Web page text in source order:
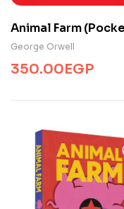
Animal Farm
Classic)
George Orwell
350.00EGP